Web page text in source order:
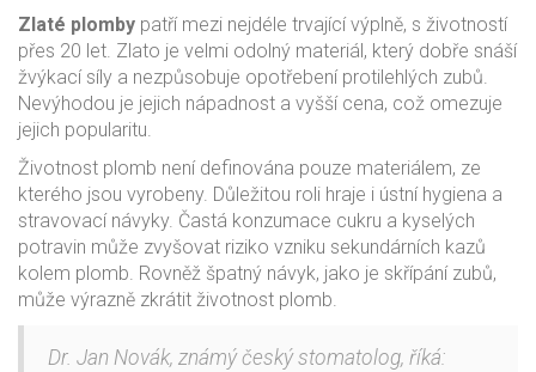
Zlaté plomby patří mezi nejdéle trvající výplně, s životností
přes 20 let. Zlato je velmi odolný materiál, který dobře snáší
žvýkací síly a nezpůsobuje opotřebení protilehlých zubů.
Nevýhodou je jejich nápadnost a vyšší cena, což omezuje
jejich popularitu.
Životnost plomb není definována pouze materiálem, ze
kterého jsou vyrobeny. Důležitou roli hraje i ústní hygiena a
stravovací návyky. Častá konzumace cukru a kyselých
potravin může zvyšovat riziko vzniku sekundárních kazů
kolem plomb. Rovněž špatný návyk, jako je skřípání zubů,
může výrazně zkrátit životnost plomb.
Dr. Jan Novák, známý český stomatolog, říká: